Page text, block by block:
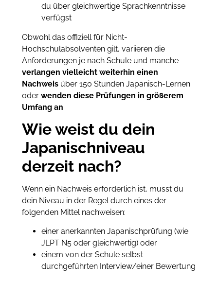
du über gleichwertige Sprachkenntnisse
verfügst
Obwohl das offiziell für Nicht-
Hochschulabsolventen gilt, variieren die
Anforderungen je nach Schule und manche
verlangen vielleicht weiterhin einen
Nachweis über 150 Stunden Japanisch-Lernen
oder wenden diese Prüfungen in größerem
Umfang an.
Wie weist du dein
Japanischniveau
derzeit nach?
Wenn ein Nachweis erforderlich ist, musst du
dein Niveau in der Regel durch eines der
folgenden Mittel nachweisen:
einer anerkannten Japanischprüfung (wie
JLPT N5 oder gleichwertig) oder
einem von der Schule selbst
durchgeführten Interview/einer Bewertung